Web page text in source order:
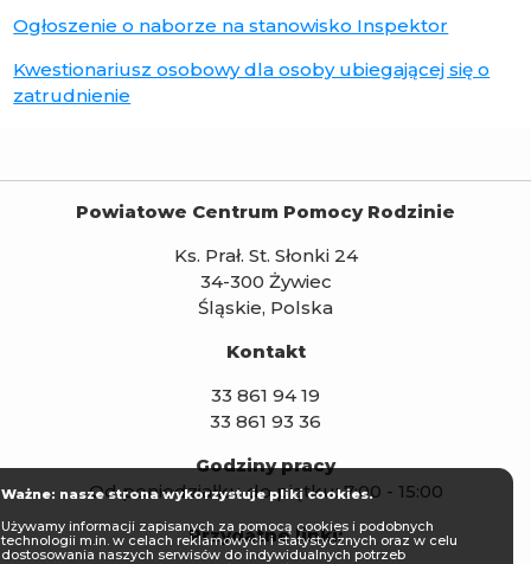
Ogłoszenie o naborze na stanowisko Inspektor
Kwestionariusz osobowy dla osoby ubiegającej się o
zatrudnienie
Powiatowe Centrum Pomocy Rodzinie
Ks. Prał. St. Słonki 24
34-300 Żywiec
Śląskie, Polska
Kontakt
33 861 94 19
33 861 93 36
Godziny pracy
Od poniedziałku do piątku: 7:00 - 15:00
Przydatne linki:
Ważne: nasze strona wykorzystuje pliki cookies.
Używamy informacji zapisanych za pomocą cookies i podobnych
technologii m.in. w celach reklamowych i statystycznych oraz w celu
dostosowania naszych serwisów do indywidualnych potrzeb